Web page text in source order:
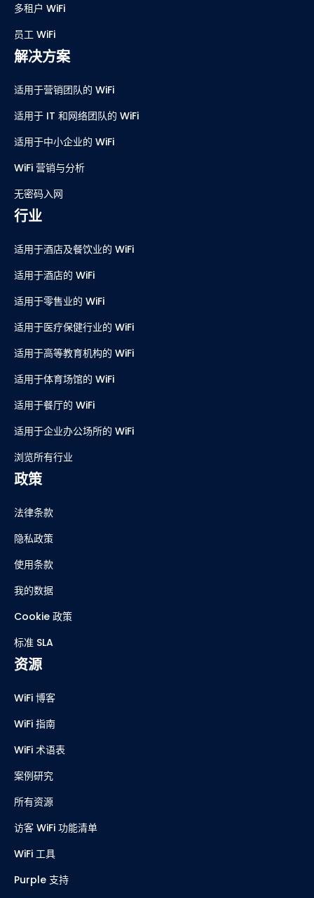
多租户 WiFi
员工 WiFi
解决方案
适用于营销团队的 WiFi
适用于 IT 和网络团队的 WiFi
适用于中小企业的 WiFi
WiFi 营销与分析
无密码入网
行业
适用于酒店及餐饮业的 WiFi
适用于酒店的 WiFi
适用于零售业的 WiFi
适用于医疗保健行业的 WiFi
适用于高等教育机构的 WiFi
适用于体育场馆的 WiFi
适用于餐厅的 WiFi
适用于企业办公场所的 WiFi
浏览所有行业
政策
法律条款
隐私政策
使用条款
我的数据
Cookie 政策
标准 SLA
资源
WiFi 博客
WiFi 指南
WiFi 术语表
案例研究
所有资源
访客 WiFi 功能清单
WiFi 工具
Purple 支持